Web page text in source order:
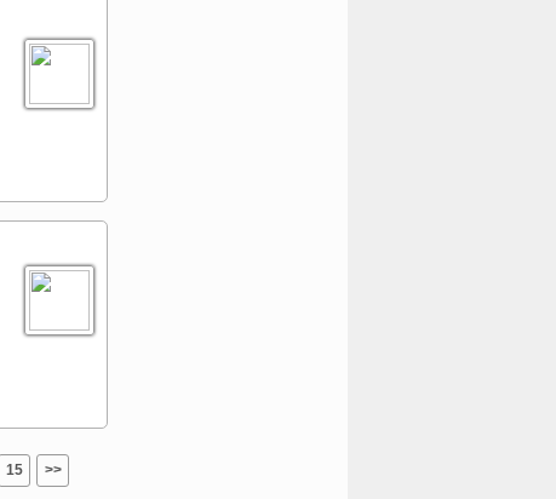
15 >>